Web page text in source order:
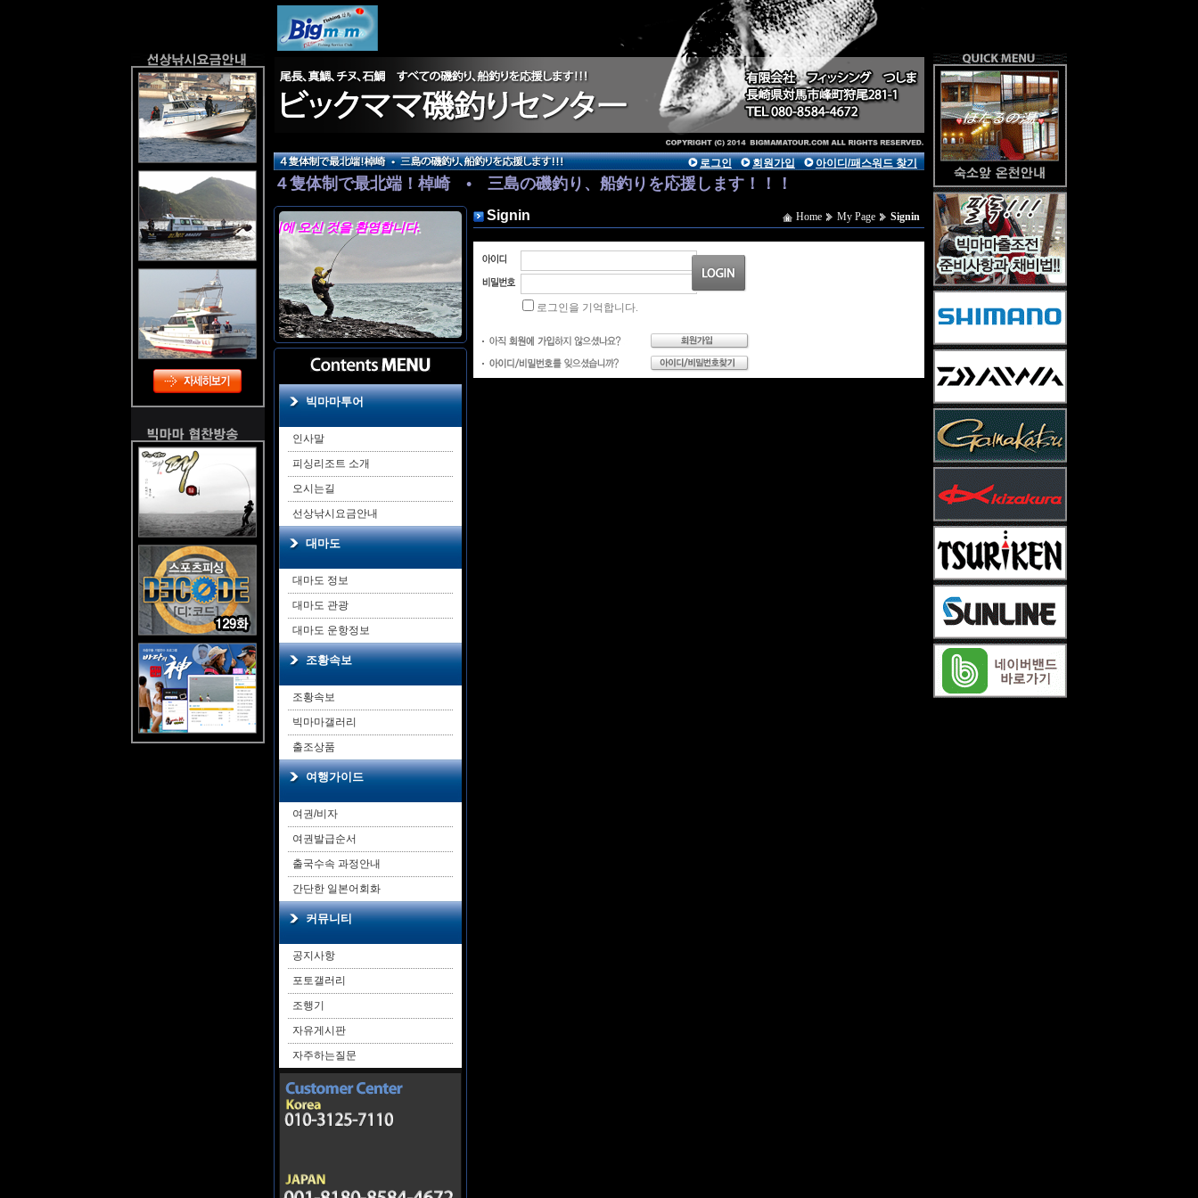
로그인 회원가입 아이디/패스워드 찾기
４隻体制で最北端！棹崎 • 三島の磯釣り、船釣りを応援します！！！
随時出航しておりますので詳しくはお電話下さい。
빅마마 홈페이지에 오신 것을 환영합니다.
빅마마투어
인사말
피싱리조트 소개
오시는길
선상낚시요금안내
대마도
대마도 정보
대마도 관광
대마도 운항정보
조황속보
조황속보
빅마마갤러리
출조상품
여행가이드
여권/비자
여권발급순서
출국수속 과정안내
간단한 일본어회화
커뮤니티
공지사항
포토갤러리
조행기
자유게시판
자주하는질문
Signin Home My Page Signin
로그인을 기억합니다.